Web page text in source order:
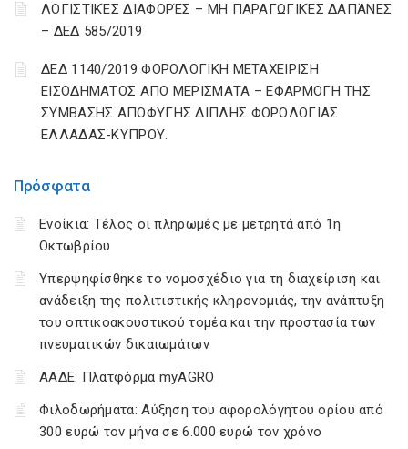
Πρόσφατα
Ενοίκια: Τέλος οι πληρωμές με μετρητά από 1η
Οκτωβρίου
Υπερψηφίσθηκε το νομοσχέδιο για τη διαχείριση και
ανάδειξη της πολιτιστικής κληρονομιάς, την ανάπτυξη
του οπτικοακουστικού τομέα και την προστασία των
πνευματικών δικαιωμάτων
ΑΑΔΕ: Πλατφόρμα myAGRO
Φιλοδωρήματα: Αύξηση του αφορολόγητου ορίου από
300 ευρώ τον μήνα σε 6.000 ευρώ τον χρόνο
ΛΟΓΙΣΤΙΚΈΣ ΔΙΑΦΟΡΈΣ – ΜΗ ΠΑΡΑΓΩΓΙΚΈΣ ΔΑΠΆΝΕΣ
– ΔΕΔ 585/2019
ΔΕΔ 1140/2019 ΦΟΡΟΛΟΓΙΚΗ ΜΕΤΑΧΕΙΡΙΣΗ
ΕΙΣΟΔΗΜΑΤΟΣ ΑΠΟ ΜΕΡΙΣΜΑΤΑ – ΕΦΑΡΜΟΓΗ ΤΗΣ
ΣΥΜΒΑΣΗΣ ΑΠΟΦΥΓΗΣ ΔΙΠΛΗΣ ΦΟΡΟΛΟΓΙΑΣ
ΕΛΛΑΔΑΣ-ΚΥΠΡΟΥ.